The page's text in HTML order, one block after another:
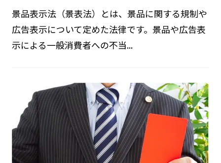
景品表示法（景表法）とは、景品に関する規制や
広告表示について定めた法律です。景品や広告表
示による一般消費者への不当...